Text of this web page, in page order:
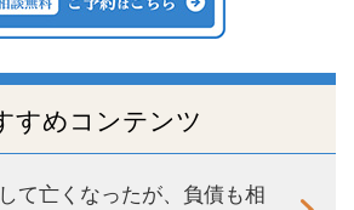
すめコンテンツ
て亡くなったが、負債も相